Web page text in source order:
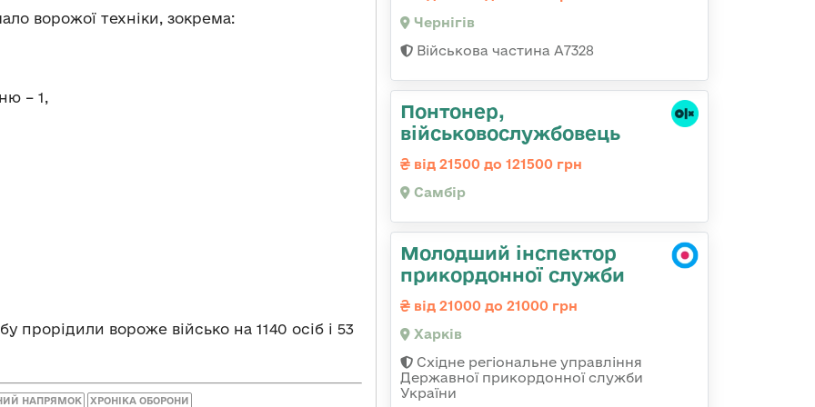
ворожої техніки, зокрема:
– 1,
прорідили вороже військо на 1140 осіб і 53
НАПРЯМОК ХРОНІКА ОБОРОНИ
Чернігів
Військова частина А7328
Понтонер,
військовослужбовець
від 21500 до 121500 грн
Самбір
Молодший інспектор
прикордонної служби
від 21000 до 21000 грн
Харків
Східне регіональне управління
Державної прикордонної служби
України